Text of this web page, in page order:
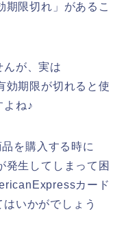
期限切れ」があるこ
んが、実は
期限が切れると使
よね♪
を購入する時に
生してしまって困
カード
いかがでしょう